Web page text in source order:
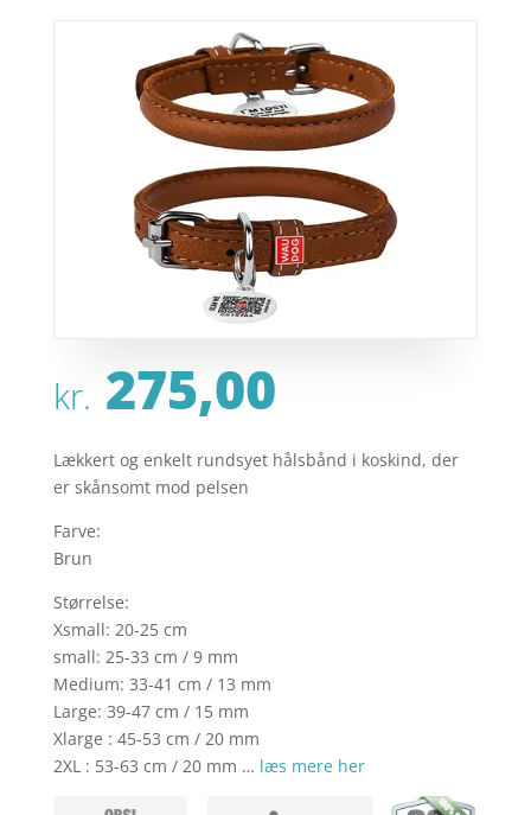
kr. 275,00
Lækkert og enkelt rundsyet hålsbånd i koskind, der
er skånsomt mod pelsen
Farve:
Brun
Størrelse:
Xsmall: 20-25 cm
small: 25-33 cm / 9 mm
Medium: 33-41 cm / 13 mm
Large: 39-47 cm / 15 mm
Xlarge : 45-53 cm / 20 mm
2XL : 53-63 cm / 20 mm … læs mere her